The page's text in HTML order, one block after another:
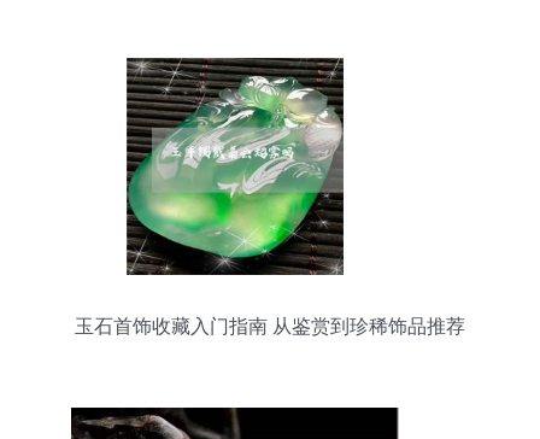
玉石首饰收藏入门指南 从鉴赏到珍稀饰品推荐